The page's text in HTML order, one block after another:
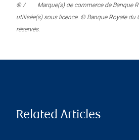
® /
Marque(s) de commerce de Banque
utilisée(s) sous licence. © Banque Royale du
réservés.
Related Articles